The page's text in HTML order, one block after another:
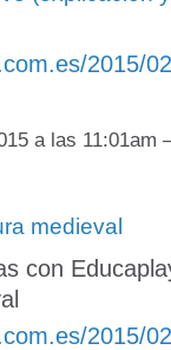
2015/
a las 11:01am
medieval
con
2015/